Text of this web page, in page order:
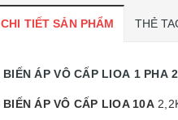
CHI TIẾT SẢN PHẨM THẺ
BIẾN ÁP VÔ CẤP LIOA 1 PHA
BIẾN ÁP VÔ CẤP LIOA 10A